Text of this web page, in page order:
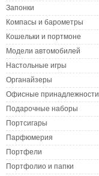
Запонки
Компасы и барометры
Кошельки и портмоне
Модели автомобилей
Настольные игры
Органайзеры
Офисные принадлежности
Подарочные наборы
Портсигары
Парфюмерия
Портфели
Портфолио и папки